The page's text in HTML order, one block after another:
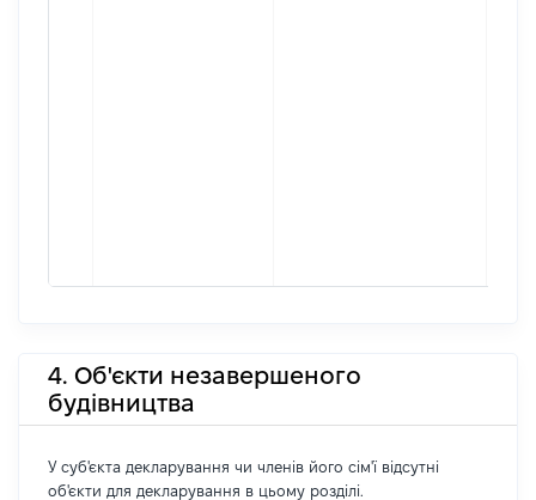
4. Об'єкти незавершеного
будівництва
У суб'єкта декларування чи членів його сім'ї відсутні
об'єкти для декларування в цьому розділі.